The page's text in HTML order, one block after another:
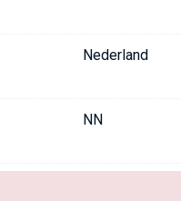
Nederland
NN